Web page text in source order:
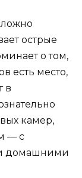
острые
о том,
есть место,
в
камер,
— с
домашними